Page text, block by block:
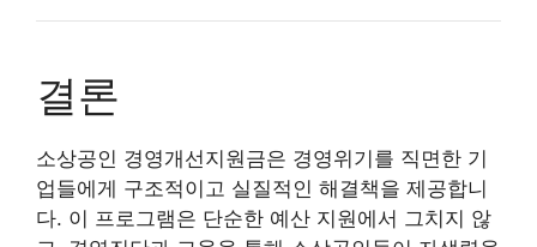
결론
소상공인 경영개선지원금은 경영위기를 직면한 기
업들에게 구조적이고 실질적인 해결책을 제공합니
다. 이 프로그램은 단순한 예산 지원에서 그치지 않